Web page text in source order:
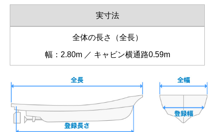
実寸法
全体の長さ（全長）
幅：2.80m ／ キャビン横通路0.59m